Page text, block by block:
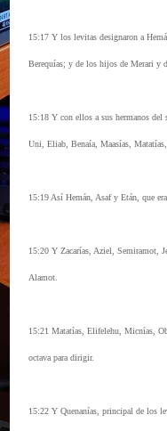
15:17 Y los levitas designaron a
Berequías; y de los hijos de Merari y
15:18 Y con ellos a sus hermanos del
Uni, Eliab, Benaía, Maasías,
15:19 Así Hemán, Asaf y Etán, que
15:20 Y Zacarías, Aziel, Semiramot,
Alamot.
15:21 Matatías, Elifelehu, Micnías,
octava para dirigir.
15:22 Y Quenanías, principal de los